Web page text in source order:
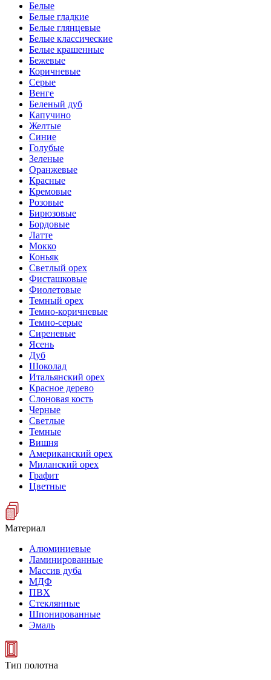
Белые
Белые гладкие
Белые глянцевые
Белые классические
Белые крашенные
Бежевые
Коричневые
Серые
Венге
Беленый дуб
Капучино
Желтые
Синие
Голубые
Зеленые
Оранжевые
Красные
Кремовые
Розовые
Бирюзовые
Бордовые
Латте
Мокко
Коньяк
Светлый орех
Фисташковые
Фиолетовые
Темный орех
Темно-коричневые
Темно-серые
Сиреневые
Ясень
Дуб
Шоколад
Итальянский орех
Красное дерево
Слоновая кость
Черные
Светлые
Темные
Вишня
Американский орех
Миланский орех
Графит
Цветные
Материал
Алюминиевые
Ламинированные
Массив дуба
МДФ
ПВХ
Стеклянные
Шпонированные
Эмаль
Тип полотна